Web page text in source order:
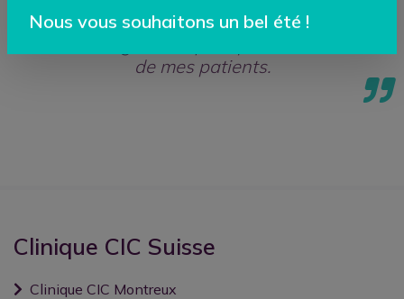
mouvement, en me spécialisant dans
de mes patients.
Clinique CIC Suisse
Clinique CIC Montreux
Nous vous souhaitons un bel été !